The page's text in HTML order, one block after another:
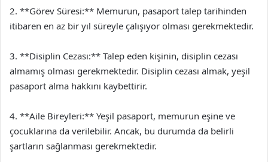
2. **Görev Süresi:** Memurun, pasaport talep tarihinden
itibaren en az bir yıl süreyle çalışıyor olması gerekmektedir.
3. **Disiplin Cezası:** Talep eden kişinin, disiplin cezası
almamış olması gerekmektedir. Disiplin cezası almak, yeşil
pasaport alma hakkını kaybettirir.
4. **Aile Bireyleri:** Yeşil pasaport, memurun eşine ve
çocuklarına da verilebilir. Ancak, bu durumda da belirli
şartların sağlanması gerekmektedir.